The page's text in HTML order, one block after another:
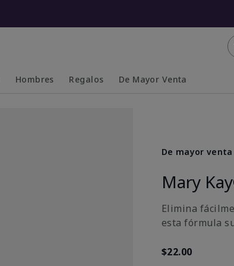
Hombres Regalos De Mayor Venta
De mayor venta
Mary
Elimina
esta fórmula
$22.00